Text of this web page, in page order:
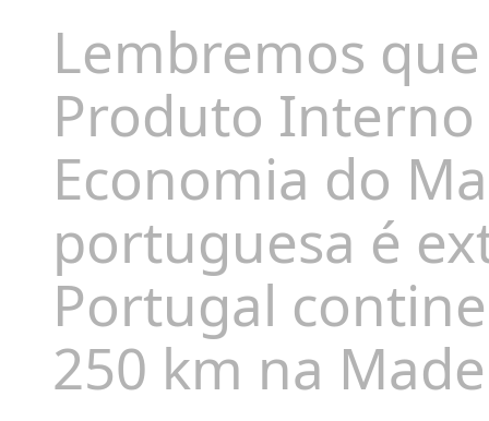
Lembremos
Produto
Economia do
portuguesa é
Portugal
250 km na